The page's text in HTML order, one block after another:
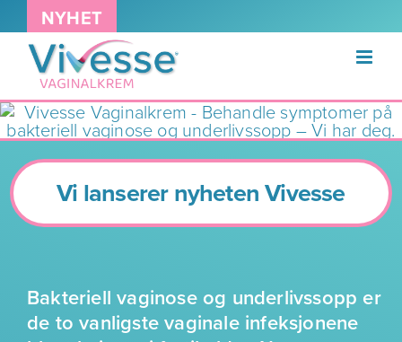
to
content
NYHET
Vi lanserer nyheten Vivesse
Bakteriell vaginose og underlivssopp er
de to vanligste vaginale infeksjonene